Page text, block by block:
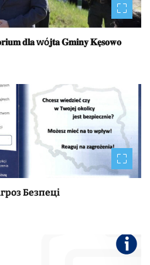
𝐝𝐥𝐚 wó𝐣𝐭𝐚 𝐆𝐦𝐢𝐧𝐲 𝐊𝐞̨𝐬𝐨𝐰𝐨
Безпеці